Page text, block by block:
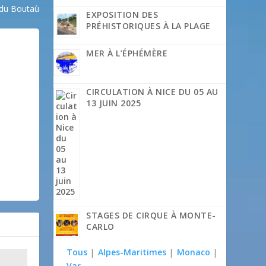
Boutaù
EXPOSITION DES
PRÉHISTORIQUES À LA PLAGE
MER À L’ÉPHÉMÈRE
CIRCULATION À NICE DU 05 AU
13 JUIN 2025
STAGES DE CIRQUE À MONTE-
CARLO
Tous | Alpes-Maritimes | Monaco |